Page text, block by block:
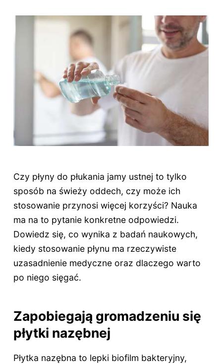
Czy płyny do płukania jamy ustnej to tylko
sposób na świeży oddech, czy może ich
stosowanie przynosi więcej korzyści? Nauka
ma na to pytanie konkretne odpowiedzi.
Dowiedz się, co wynika z badań naukowych,
kiedy stosowanie płynu ma rzeczywiste
uzasadnienie medyczne oraz dlaczego warto
po niego sięgać.
Zapobiegają gromadzeniu się
płytki nazębnej
Płytka nazębna to lepki biofilm bakteryjny,